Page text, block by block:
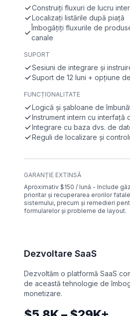
Construiți fluxuri de lucru
Localizați listările după piață
Îmbogățiți fluxurile de
canale
SUPORT
Sesiuni de integrare și
Suport de 12 luni + opțiune
FUNCȚIONALITATE
Logică și șabloane de
Instrument intern cu interfață
Integrare cu baza dvs. de
Reguli de localizare și
GARANȚIE EXTINSĂ
Aproximativ $150 / lună - Include
prioritar și recuperarea erorilor
sistemului, precum și remedieri
formularelor și probleme de layout.
Dezvoltare SaaS
Dezvoltăm o platformă SaaS
de această tehnologie de
monetizare.